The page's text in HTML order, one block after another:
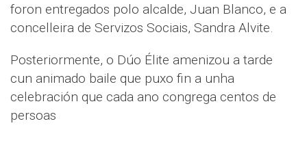
foron entregados polo alcalde, Juan Blanco, e a
concelleira de Servizos Sociais, Sandra Alvite.
Posteriormente, o Dúo Élite amenizou a tarde
cun animado baile que puxo fin a unha
celebración que cada ano congrega centos de
persoas